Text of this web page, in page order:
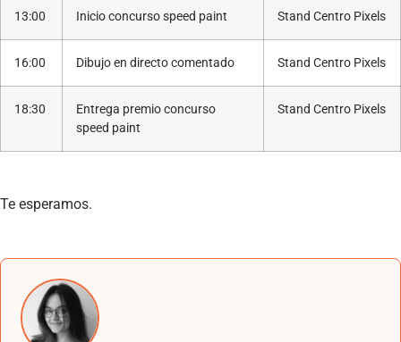
13:00 Inicio concurso speed paint Stand Centro Pixels
16:00 Dibujo en directo comentado Stand Centro Pixels
18:30
Entrega premio concurso
speed paint
Stand Centro Pixels
Te esperamos.